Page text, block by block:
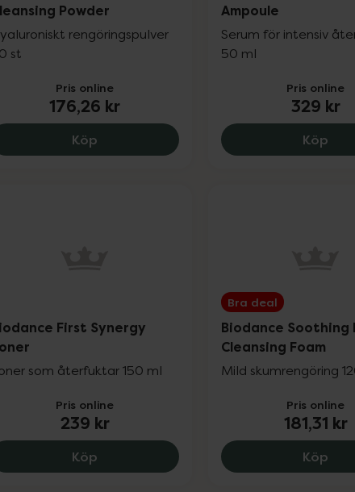
Powder
rengöringspulver
st
Pris online
176,26 kr
Köp Biodance Hydro Ceramide Cleansing
Ampoule
Serum för intensiv
50 ml
Pris online
329 kr
Köp
First Synergy
som återfuktar 150 ml
Pris online
239 kr
Köp Biodance First Synergy Toner, 239 kr.
Bra deal
Biodance Soothing
Cleansing Foam
Mild skumrengöring
Pris online
181,31 kr
Köp